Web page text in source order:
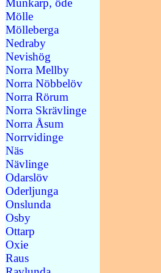
Mölle
Mölleberga
Nedraby
Nevishög
Norra Mellby
Norra Nöbbelöv
Norra Rörum
Norra Skrävlinge
Norra Åsum
Norrvidinge
Näs
Nävlinge
Odarslöv
Oderljunga
Onslunda
Osby
Ottarp
Oxie
Raus